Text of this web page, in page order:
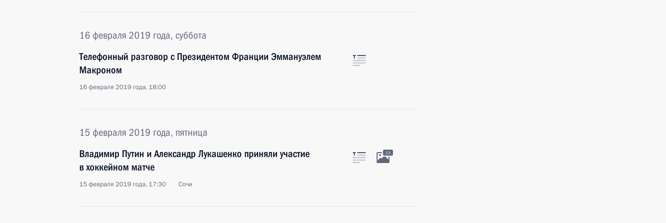
16 февраля 2019 года, суббота
Телефонный разговор с Президентом Франции Эммануэлем
Макроном
16 февраля 2019 года, 18:00
15 февраля 2019 года, пятница
Владимир Путин и Александр Лукашенко приняли участие
в хоккейном матче
15 февраля 2019 года, 17:30 Сочи
13